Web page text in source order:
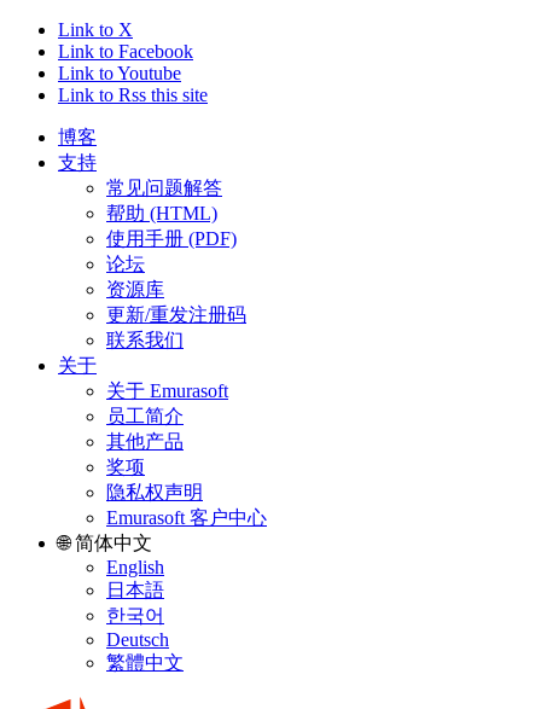
Link to X
Link to Facebook
Link to Youtube
Link to Rss this site
博客
支持
常见问题解答
帮助 (HTML)
使用手册 (PDF)
论坛
资源库
更新/重发注册码
联系我们
关于
关于 Emurasoft
员工简介
其他产品
奖项
隐私权声明
Emurasoft 客户中心
🌐 简体中文
English
日本語
한국어
Deutsch
繁體中文